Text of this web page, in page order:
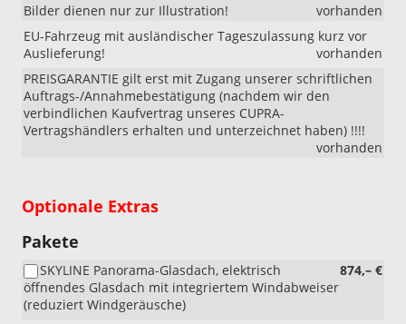
Bilder dienen nur zur Illustration!
vorhanden
EU-Fahrzeug mit ausländischer Tageszulassung kurz vor
Auslieferung!
vorhanden
PREISGARANTIE gilt erst mit Zugang unserer schriftlichen
Auftrags-/Annahmebestätigung (nachdem wir den
verbindlichen Kaufvertrag unseres CUPRA-
Vertragshändlers erhalten und unterzeichnet haben) !!!!
vorhanden
Optionale Extras
Pakete
874,– €
SKYLINE Panorama-Glasdach, elektrisch
öffnendes Glasdach mit integriertem Windabweiser
(reduziert Windgeräusche)